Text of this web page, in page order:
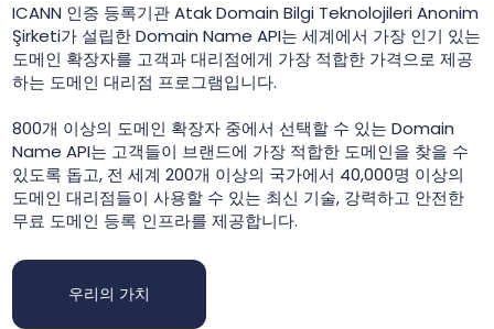
ICANN 인증 등록기관 Atak Domain Bilgi Teknolojileri Anonim
Şirketi가 설립한 Domain Name API는 세계에서 가장 인기 있는
도메인 확장자를 고객과 대리점에게 가장 적합한 가격으로 제공
하는 도메인 대리점 프로그램입니다.
800개 이상의 도메인 확장자 중에서 선택할 수 있는 Domain
Name API는 고객들이 브랜드에 가장 적합한 도메인을 찾을 수
있도록 돕고, 전 세계 200개 이상의 국가에서 40,000명 이상의
도메인 대리점들이 사용할 수 있는 최신 기술, 강력하고 안전한
무료 도메인 등록 인프라를 제공합니다.
우리의 가치